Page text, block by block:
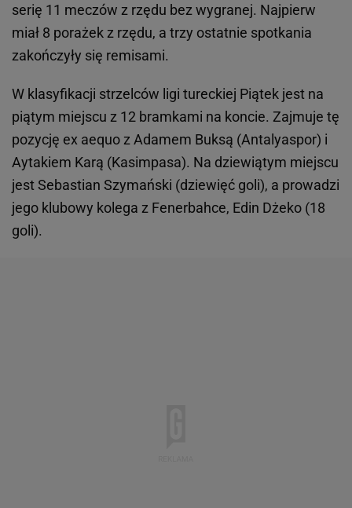
serię 11 meczów z rzędu bez wygranej. Najpierw
miał 8 porażek z rzędu, a trzy ostatnie spotkania
zakończyły się remisami.
W klasyfikacji strzelców ligi tureckiej Piątek jest na
piątym miejscu z 12 bramkami na koncie. Zajmuje tę
pozycję ex aequo z Adamem Buksą (Antalyaspor) i
Aytakiem Karą (Kasimpasa). Na dziewiątym miejscu
jest Sebastian Szymański (dziewięć goli), a prowadzi
jego klubowy kolega z Fenerbahce, Edin Dżeko (18
goli).